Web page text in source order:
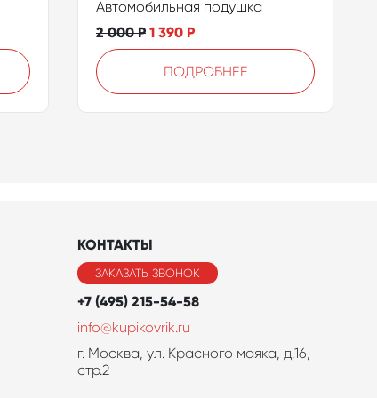
Автомобильная подушка
2 000Р 1 390 Р
ПОДРОБНЕЕ
КОНТАКТЫ
ЗАКАЗАТЬ ЗВОНОК
+7 (495) 215-54-58
info@kupikovrik.ru
г. Москва, ул. Красного маяка, д.16,
стр.2